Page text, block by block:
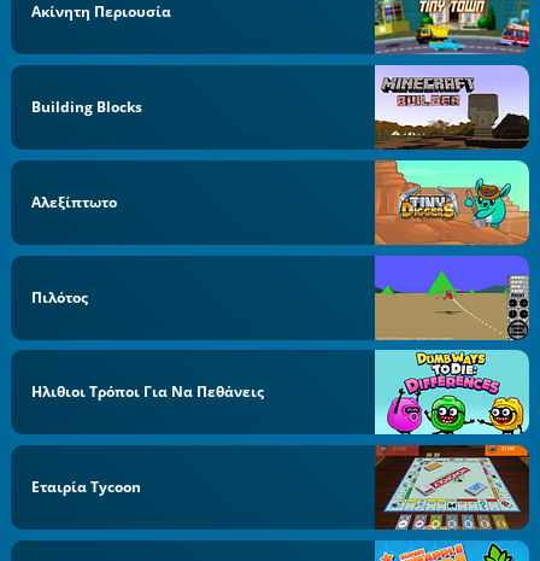
Ακίνητη Περιουσία
Building Blocks
Αλεξίπτωτο
Πιλότος
Ηλιθιοι Τρόποι Για Να Πεθάνεις
Εταιρία Tycoon